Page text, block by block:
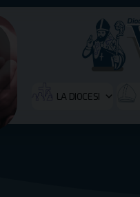
LA DIOCESI